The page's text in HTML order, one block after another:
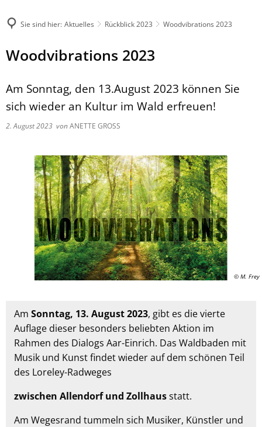
Sie sind hier: Aktuelles Rückblick 2023 Woodvibrations 2023
Woodvibrations 2023
Am Sonntag, den 13.August 2023 können Sie
sich wieder an Kultur im Wald erfreuen!
2. August 2023 vonANETTE GROSS
© M. Frey
Am Sonntag, 13. August 2023, gibt es die vierte
Auflage dieser besonders beliebten Aktion im
Rahmen des Dialogs Aar-Einrich. Das Waldbaden mit
Musik und Kunst findet wieder auf dem schönen Teil
des Loreley-Radweges
zwischen Allendorf und Zollhausstatt.
Am Wegesrand tummeln sich Musiker, Künstler und